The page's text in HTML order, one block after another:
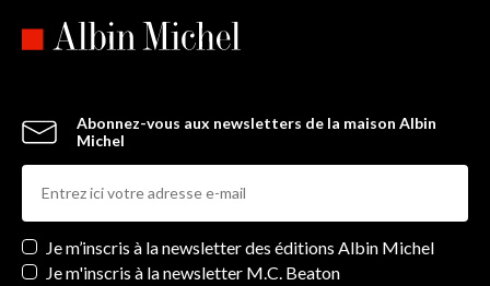
Abonnez-vous aux newsletters de la maison Albin
Michel
Newsletters
Je m’inscris à la newsletter des éditions Albin Michel
Je m'inscris à la newsletter M.C. Beaton